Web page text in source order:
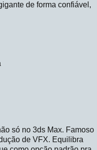
de forma confiável,
só no 3ds Max. Famoso
de VFX. Equilibra